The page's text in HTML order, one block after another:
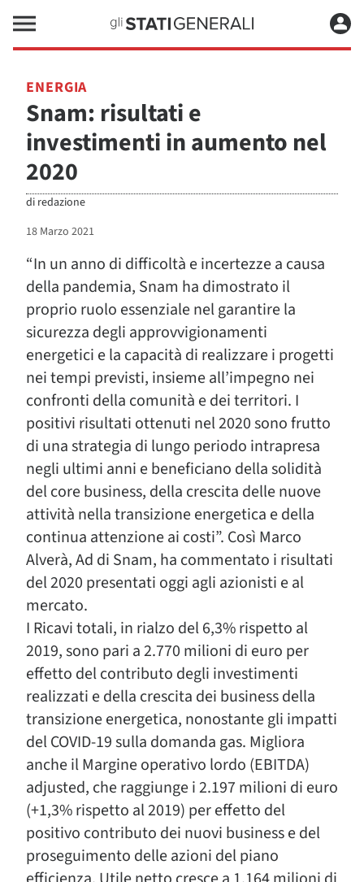
ENERGIA
Snam: risultati e
investimenti in aumento nel
2020
di redazione
18 Marzo 2021
“In un anno di difficoltà e incertezze a causa
della pandemia, Snam ha dimostrato il
proprio ruolo essenziale nel garantire la
sicurezza degli approvvigionamenti
energetici e la capacità di realizzare i progetti
nei tempi previsti, insieme all’impegno nei
confronti della comunità e dei territori. I
positivi risultati ottenuti nel 2020 sono frutto
di una strategia di lungo periodo intrapresa
negli ultimi anni e beneficiano della solidità
del core business, della crescita delle nuove
attività nella transizione energetica e della
continua attenzione ai costi”. Così Marco
Alverà, Ad di Snam, ha commentato i risultati
del 2020 presentati oggi agli azionisti e al
mercato.
I Ricavi totali, in rialzo del 6,3% rispetto al
2019, sono pari a 2.770 milioni di euro per
effetto del contributo degli investimenti
realizzati e della crescita dei business della
transizione energetica, nonostante gli impatti
del COVID-19 sulla domanda gas. Migliora
anche il Margine operativo lordo (EBITDA)
adjusted, che raggiunge i 2.197 milioni di euro
(+1,3% rispetto al 2019) per effetto del
positivo contributo dei nuovi business e del
proseguimento delle azioni del piano